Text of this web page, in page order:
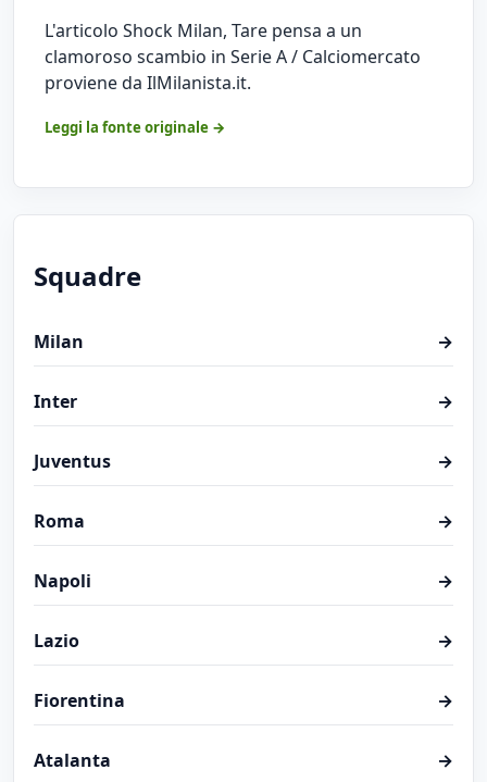
L'articolo Shock Milan, Tare pensa a un
clamoroso scambio in Serie A / Calciomercato
proviene da IlMilanista.it.
Leggi la fonte originale →
Squadre
Milan →
Inter →
Juventus →
Roma →
Napoli →
Lazio →
Fiorentina →
Atalanta →